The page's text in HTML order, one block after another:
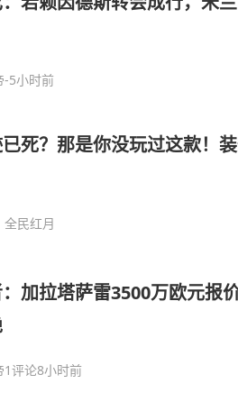
-5小时前
死？那是你没玩过这款！装
全民红月
加拉塔萨雷3500万欧元报
1评论8小时前